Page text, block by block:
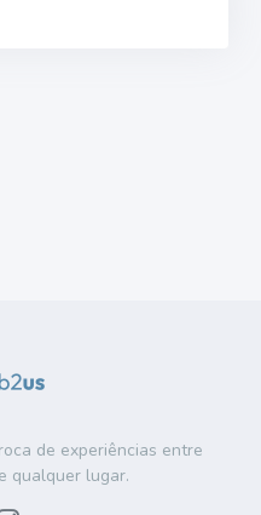
de experiências entre
qualquer lugar.